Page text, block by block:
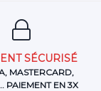
SÉCURISÉ
MASTERCARD,
PAIEMENT EN 3X